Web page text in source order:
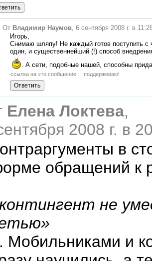
От Владимир Наумов, 6 сентября 2008 г. в
Игорь,
Снимаю шляпу! Не каждый готов поступить с
один, и существеннейший (!) способ
. А сети, подобные нашей, способны
ссылка на это сообщение поддерживаю!
Елена Локтева,
2008 г. в
в
обращений к
не
Мобильниками и